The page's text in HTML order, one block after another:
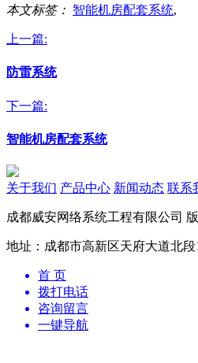
本文标签： 智能机房配套系统,
上一篇:
防雷系统
下一篇:
智能机房配套系统
关于我们 产品中心 新闻动态 联系
成都威安网络系统工程有限公司
地址：成都市高新区天府大道北段
首 页
拨打电话
咨询留言
一键导航